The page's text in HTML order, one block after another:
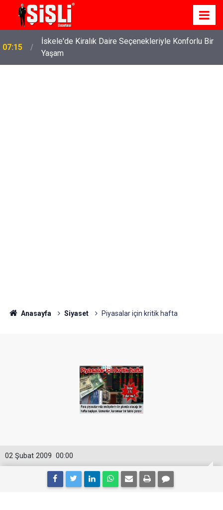
07:15
İskele'de Kiralık Daire Seçenekleriyle Konforlu Bir
Yaşam
Anasayfa Siyaset Piyasalar için kritik hafta
00:00
02 Şubat 2009